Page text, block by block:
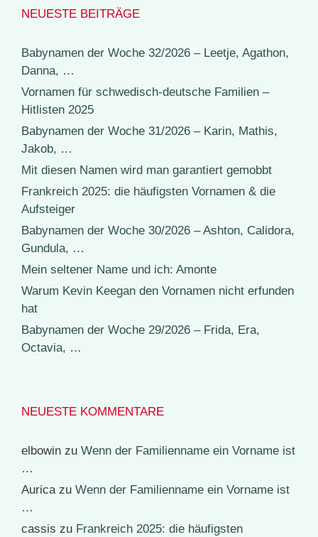
NEUESTE BEITRÄGE
Babynamen der Woche 32/2026 – Leetje, Agathon,
Danna, …
Vornamen für schwedisch-deutsche Familien –
Hitlisten 2025
Babynamen der Woche 31/2026 – Karin, Mathis,
Jakob, …
Mit diesen Namen wird man garantiert gemobbt
Frankreich 2025: die häufigsten Vornamen & die
Aufsteiger
Babynamen der Woche 30/2026 – Ashton, Calidora,
Gundula, …
Mein seltener Name und ich: Amonte
Warum Kevin Keegan den Vornamen nicht erfunden
hat
Babynamen der Woche 29/2026 – Frida, Era,
Octavia, …
NEUESTE KOMMENTARE
elbowin zu Wenn der Familienname ein Vorname ist
…
Auricazu Wenn der Familienname ein Vorname ist
…
cassis zu Frankreich 2025: die häufigsten